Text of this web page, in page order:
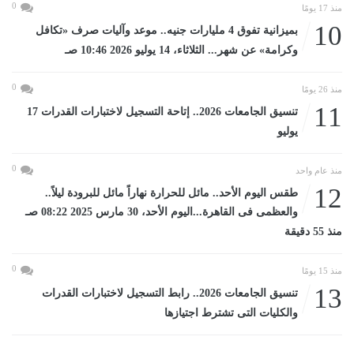
منذ 17 يومًا 0
10
بميزانية تفوق 4 مليارات جنيه.. موعد وآليات صرف «تكافل
وكرامة» عن شهر... الثلاثاء، 14 يوليو 2026 10:46 صـ
منذ 26 يومًا 0
11
تنسيق الجامعات 2026.. إتاحة التسجيل لاختبارات القدرات 17
يوليو
منذ عام واحد 0
12
طقس اليوم الأحد.. مائل للحرارة نهاراً مائل للبرودة ليلاً..
والعظمى فى القاهرة...اليوم الأحد، 30 مارس 2025 08:22 صـ
منذ 55 دقيقة
منذ 15 يومًا 0
13
تنسيق الجامعات 2026.. رابط التسجيل لاختبارات القدرات
والكليات التى تشترط اجتيازها